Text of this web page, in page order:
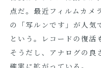
点だ。最近フィルムカメ
の「写ルンです」が人気
という。レコードの復活
そうだし、アナログの良
確実に拡がっている。